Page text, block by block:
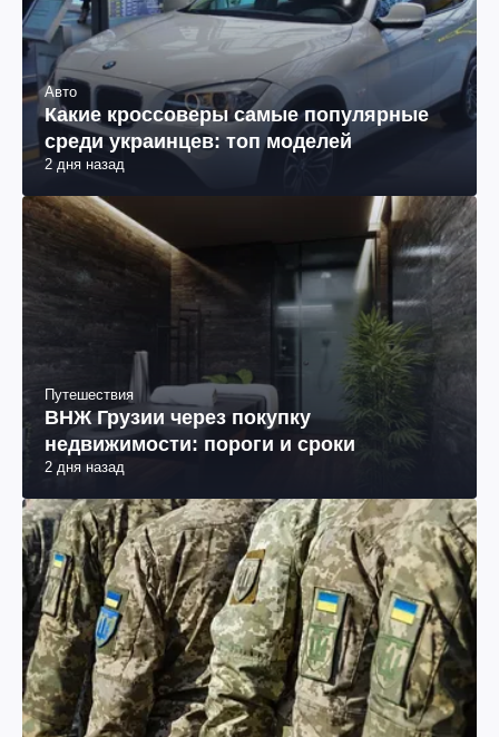
Авто
Какие кроссоверы самые популярные
среди украинцев: топ моделей
2 дня назад
Путешествия
ВНЖ Грузии через покупку
недвижимости: пороги и сроки
2 дня назад